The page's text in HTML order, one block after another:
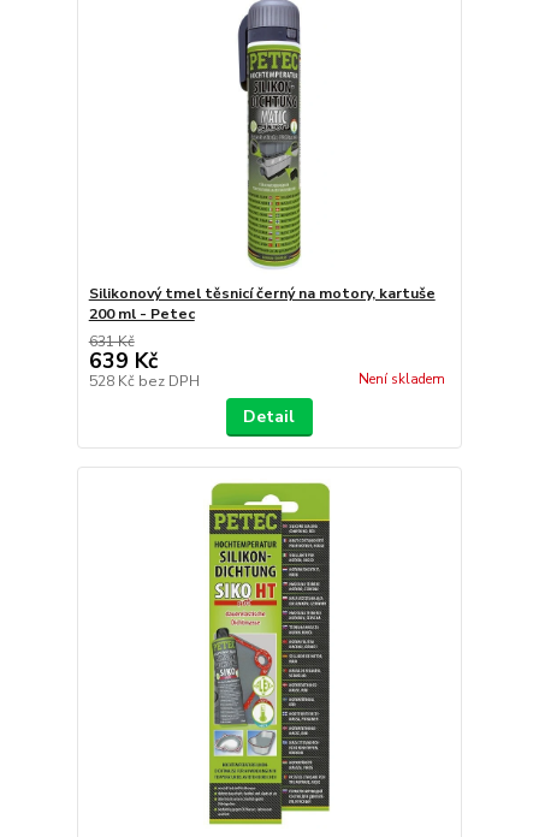
Silikonový tmel těsnicí černý na motory, kartuše
200 ml - Petec
631 Kč
639 Kč
528 Kč bez DPH Není skladem
Detail